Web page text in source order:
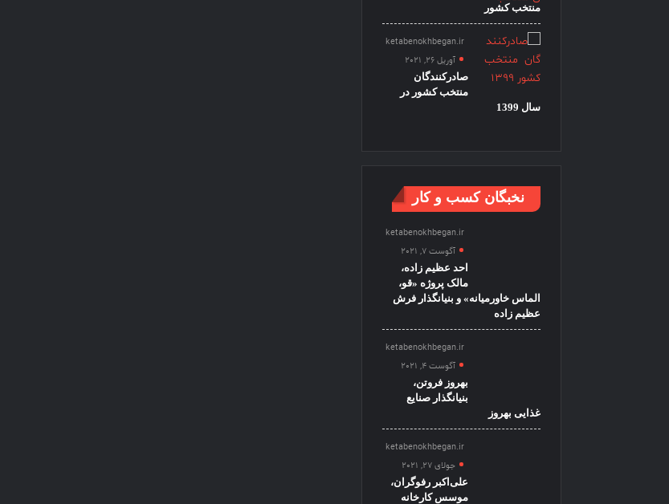
منتخب کشور
ketabenokhbegan.ir
آوریل 26, 2021
صادرکنندگان
منتخب کشور در
سال 1399
نخبگان کسب و کار
ketabenokhbegan.ir
آگوست 7, 2021
احد عظیم زاده،
مالک پروژه «قو،
الماس خاورمیانه» و بنیانگذار فرش
عظیم زاده
ketabenokhbegan.ir
آگوست 4, 2021
بهروز فروتن،
بنیانگذار صنایع
غذایی بهروز
ketabenokhbegan.ir
جولای 27, 2021
علی‌اکبر رفوگران،
موسس کارخانه